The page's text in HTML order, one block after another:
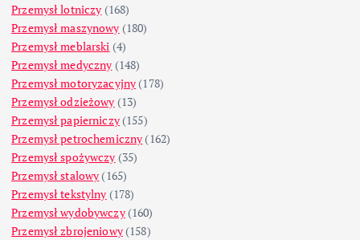
Przemysł lotniczy (168)
Przemysł maszynowy (180)
Przemysł meblarski (4)
Przemysł medyczny (148)
Przemysł motoryzacyjny (178)
Przemysł odzieżowy (13)
Przemysł papierniczy(155)
Przemysł petrochemiczny (162)
Przemysł spożywczy (35)
Przemysł stalowy (165)
Przemysł tekstylny (178)
Przemysł wydobywczy(160)
Przemysł zbrojeniowy(158)